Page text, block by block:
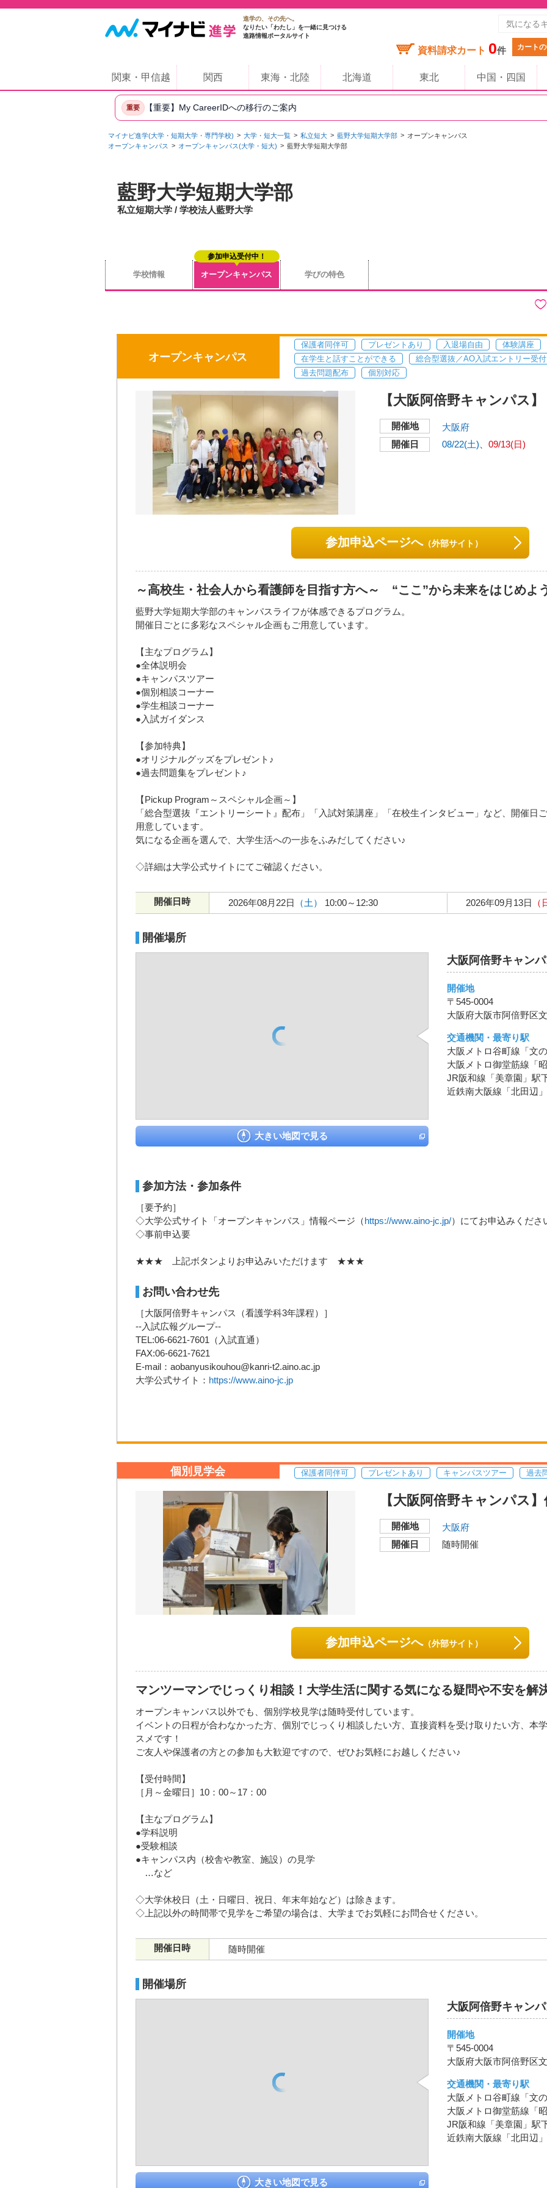
進学の、その先へ。
なりたい「わたし」を一緒に見つける
進路情報ポータルサイト
資料請求カート 0件 カート
関東・甲信越 関西 東海・北陸 北海道 東北 中国・四国
重要 【重要】My CareerIDへの移行のご案内
マイナビ進学(大学・短期大学・専門学校) 大学・短大一覧 私立短大 藍野大学短期大学部
オープンキャンパス
オープンキャンパス
オープンキャンパス(大学・短大) 藍野大学短期大学部
藍野大学短期大学部
私立短期大学 / 学校法人藍野大学
学校情報 オープンキャンパス
参加申込受付中！
学びの特色
オープンキャンパス
保護者同伴可 プレゼントあり 入退場自由
体験講座
在学生と話すことができる
総合型選抜／AO入試エントリー受付
過去問題配布
個別対応
【大阪阿倍野キャンパス
開催地
大阪府
開催日
08/22(土) 09/13(日)
参加申込ページへ（外部サイト）
～高校生・社会人から看護師を目指す方へ～ “ここ”から未来をはじめよ
藍野大学短期大学部のキャンパスライフが体感できるプログラム。
開催日ごとに多彩なスペシャル企画もご用意しています。
【主なプログラム】
●全体説明会
●キャンパスツアー
●個別相談コーナー
●学生相談コーナー
●入試ガイダンス
【参加特典】
●オリジナルグッズをプレゼント♪
●過去問題集をプレゼント♪
【Pickup Program～スペシャル企画～】
「総合型選抜『エントリーシート』配布」「入試対策講座」「在校生インタビュー」など、開催日
用意しています。
気になる企画を選んで、大学生活への一歩をふみだしてください♪
◇詳細は大学公式サイトにてご確認ください。
開催日時 2026年08月22日 （土） 10:00～12:30 2026年09月13日 （
開催場所
大きい地図で見る
大阪阿倍野キャン
開催地
〒545-0004
大阪府大阪市阿倍野区
交通機関・最寄り駅
大阪メトロ谷町線「文
大阪メトロ御堂筋線「
JR阪和線「美章園」
近鉄南大阪線「北田辺
参加方法・参加条件
［要予約］
◇大学公式サイト「オープンキャンパス」情報ページ（https://www.aino-jc.jp/）にてお申込みくださ
◇事前申込要
★★★ 上記ボタンよりお申込みいただけます ★★★
お問い合わせ先
［大阪阿倍野キャンパス（看護学科3年課程）］
--入試広報グループ--
TEL:06-6621-7601（入試直通）
FAX:06-6621-7621
E-mail：aobanyusikouhou@kanri-t2.aino.ac.jp
大学公式サイト： https://www.aino-jc.jp
個別見学会 保護者同伴可 プレゼントあり キャンパスツアー 過去
【大阪阿倍野キャンパス
開催地
大阪府
開催日
随時開催
参加申込ページへ（外部サイト）
マンツーマンでじっくり相談！大学生活に関する気になる疑問や不安を解
オープンキャンパス以外でも、個別学校見学は随時受付しています。
イベントの日程が合わなかった方、個別でじっくり相談したい方、直接資料を受け取りたい方、本
スメです！
ご友人や保護者の方との参加も大歓迎ですので、ぜひお気軽にお越しください♪
【受付時間】
［月～金曜日］10：00～17：00
【主なプログラム】
●学科説明
●受験相談
●キャンパス内（校舎や教室、施設）の見学
…など
◇大学休校日（土・日曜日、祝日、年末年始など）は除きます。
◇上記以外の時間帯で見学をご希望の場合は、大学までお気軽にお問合せください。
開催日時 随時開催
開催場所
大きい地図で見る
大阪阿倍野キャン
開催地
〒545-0004
大阪府大阪市阿倍野区
交通機関・最寄り駅
大阪メトロ谷町線「文
大阪メトロ御堂筋線「
JR阪和線「美章園」
近鉄南大阪線「北田辺